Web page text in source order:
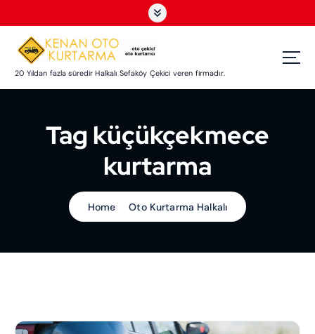
20 Yıldan fazla süredir Halkalı Sefaköy Çekici veren firmadır.
Tag küçükçekmece
kurtarma
Home Oto Kurtarma Halkalı